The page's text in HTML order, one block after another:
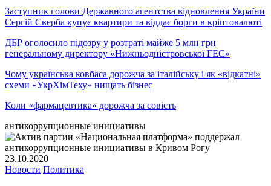
Заступник голови Державного агентства відновлення України
Сергій Сверба купує квартири та віддає борги в кріптовалюті
ДБР оголосило підозру у розтраті майже 5 млн грн
генеральному директору «Нижньодністровської ГЕС»
Чому українська ковбаса дорожча за італійську і як «відкатні»
схеми «УкрХімТеху» нищать бізнес
Коли «фармацевтика» дорожча за совість
антикоррупционные инициативы
23.10.2020
Новости Политика